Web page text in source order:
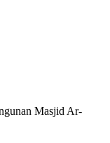
Masjid Ar-